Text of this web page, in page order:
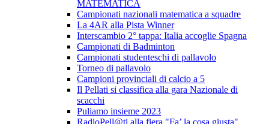
MATEMATICA
Campionati nazionali matematica a squadre
La 4AR alla Pista Winner
Interscambio 2° tappa: Italia accoglie Spagna
Campionati di Badminton
Campionati studenteschi di pallavolo
Torneo di pallavolo
Campioni provinciali di calcio a 5
Il Pellati si classifica alla gara Nazionale di
scacchi
Puliamo insieme 2023